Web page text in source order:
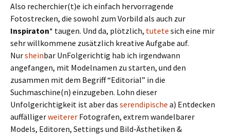
Also recherchier(t)e ich einfach hervorragende
Fotostrecken, die sowohl zum Vorbild als auch zur
Inspiraton* taugen. Und da, plötzlich, tutete sich eine mir
sehr willkommene zusätzlich kreative Aufgabe auf.
Nursheinbar UnFolgerichtig hab ich irgendwann
angefangen, mit Modelnamen zu starten, und den
zusammen mit dem Begriff “Editorial” in die
Suchmaschine(n) einzugeben. Lohn dieser
Unfolgerichtigkeit ist aber das serendipische a) Entdecken
auffälligerweiterer Fotografen, extrem wandelbarer
Models, Editoren, Settings und Bild-Ästhetiken &